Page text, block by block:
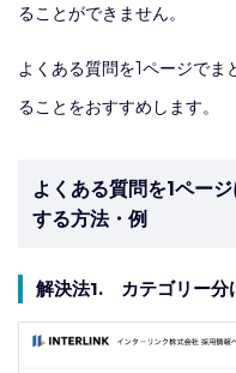
ることができません。
よくある質問を1ページで
ることをおすすめします。
よくある質問を1ペー
する方法・例
解決法1. カテゴリー分